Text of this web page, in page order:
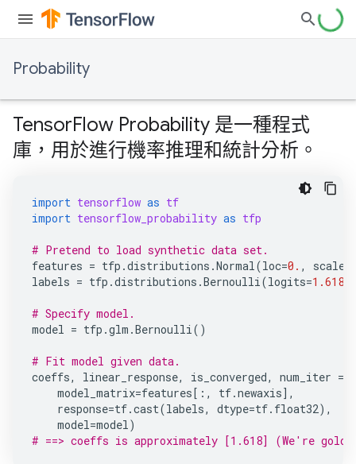
Probability
TensorFlow Probability 是一種程式
庫，用於進行機率推理和統計分析。
import tensorflow as tf
import tensorflow_probability as tfp
# Pretend to load synthetic data set.
features = tfp .distributions .Normal(loc=0. , scale
labels = tfp .distributions .Bernoulli(logits=1.618
# Specify model.
model = tfp .glm .Bernoulli()
# Fit model given data.
coeffs, linear_response, is_converged, num_iter =
model_matrix=features[:, tf.newaxis],
response=tf.cast(labels, dtype=tf. float32),
model=model)
# ==> coeffs is approximately [1.618] (We're